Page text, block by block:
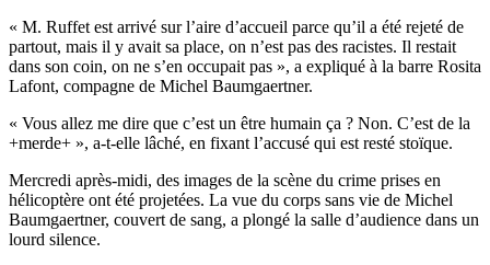
« M. Ruffet est arrivé sur l’aire d’accueil parce qu’il a été rejeté de
partout, mais il y avait sa place, on n’est pas des racistes. Il restait
dans son coin, on ne s’en occupait pas », a expliqué à la barre Rosita
Lafont, compagne de Michel Baumgaertner.
« Vous allez me dire que c’est un être humain ça ? Non. C’est de la
+merde+ », a-t-elle lâché, en fixant l’accusé qui est resté stoïque.
Mercredi après-midi, des images de la scène du crime prises en
hélicoptère ont été projetées. La vue du corps sans vie de Michel
Baumgaertner, couvert de sang, a plongé la salle d’audience dans un
lourd silence.